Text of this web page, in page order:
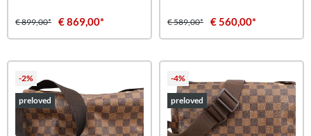
€ 899,00* € 869,00* € 589,00* € 560,00*
-2%
preloved
-4%
preloved